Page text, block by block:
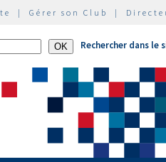
| Gérer son Club |
Rechercher dans le